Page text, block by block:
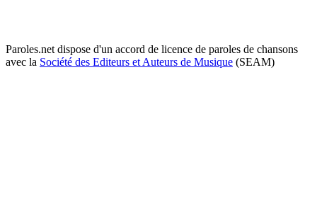
Paroles.net dispose d'un accord de licence de paroles de chansons
avec la Société des Editeurs et Auteurs de Musique (SEAM)